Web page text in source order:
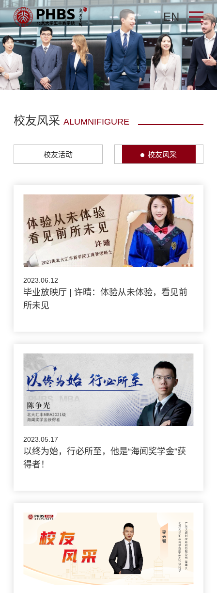
EN
校友风采 ALUMNIFIGURE
校友活动 校友风采
2023.06.12
毕业放映厅 | 许晴：体验从未体验，看见前
所未见
2023.05.17
以终为始，行必所至，他是“海闻奖学金”获
得者！